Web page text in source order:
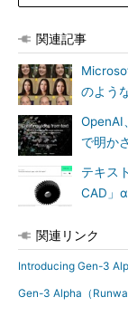
関連記事
のよう
OpenAI
で明か
テキス
CAD」
関連リンク
Introducing Gen-3
Gen-3 Alpha（